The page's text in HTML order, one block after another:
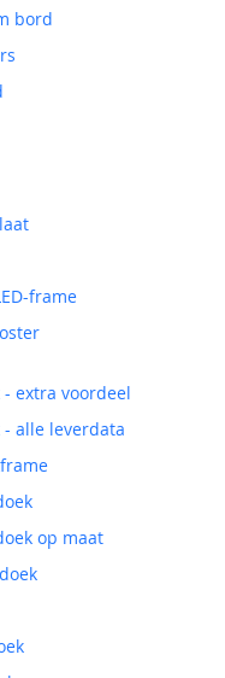
bord
frame
- extra voordeel
- alle leverdata
op maat